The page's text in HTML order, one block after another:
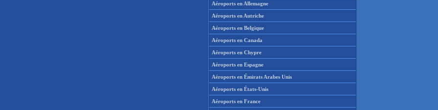
Aéroports en Allemagne
Aéroports en Autriche
Aéroports en Belgique
Aéroports en Canada
Aéroports en Chypre
Aéroports en Espagne
Aéroports en Émirats Arabes Unis
Aéroports en États-Unis
Aéroports en France